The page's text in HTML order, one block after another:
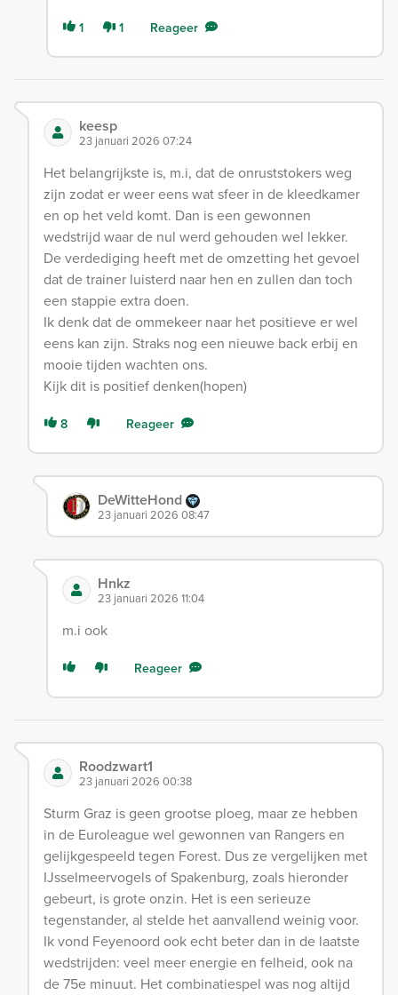
1 1 Reageer
keesp
23 januari 2026 07:24
Het belangrijkste is, m.i, dat de onruststokers weg
zijn zodat er weer eens wat sfeer in de kleedkamer
en op het veld komt. Dan is een gewonnen
wedstrijd waar de nul werd gehouden wel lekker.
De verdediging heeft met de omzetting het gevoel
dat de trainer luisterd naar hen en zullen dan toch
een stappie extra doen.
Ik denk dat de ommekeer naar het positieve er wel
eens kan zijn. Straks nog een nieuwe back erbij en
mooie tijden wachten ons.
Kijk dit is positief denken(hopen)
8 Reageer
DeWitteHond
23 januari 2026 08:47
Hnkz
23 januari 2026 11:04
m.i ook
Reageer
Roodzwart1
23 januari 2026 00:38
Sturm Graz is geen grootse ploeg, maar ze hebben
in de Euroleague wel gewonnen van Rangers en
gelijkgespeeld tegen Forest. Dus ze vergelijken met
IJsselmeervogels of Spakenburg, zoals hieronder
gebeurt, is grote onzin. Het is een serieuze
tegenstander, al stelde het aanvallend weinig voor.
Ik vond Feyenoord ook echt beter dan in de laatste
wedstrijden: veel meer energie en felheid, ook na
de 75e minuut. Het combinatiespel was nog altijd